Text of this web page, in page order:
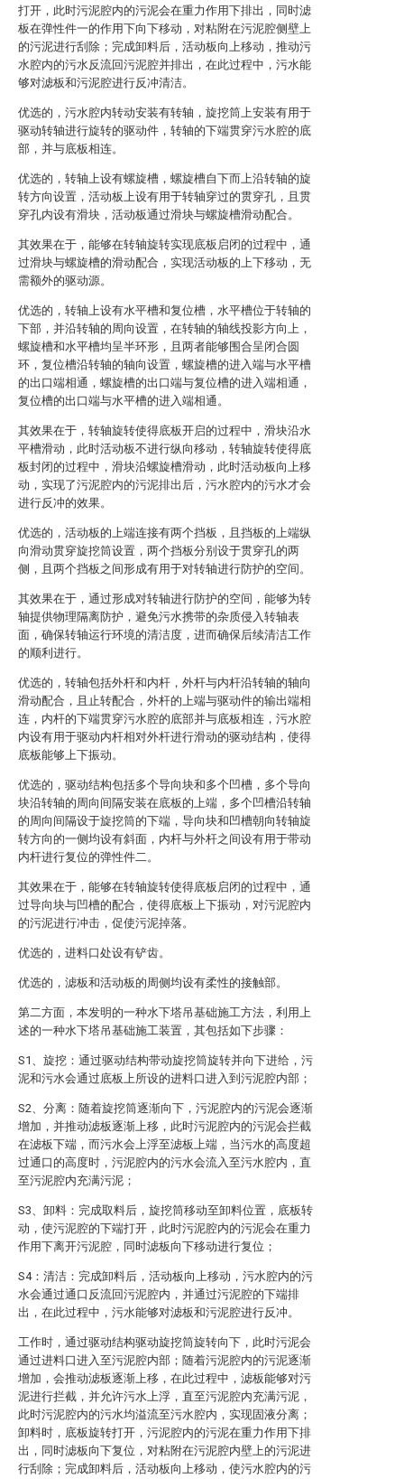
打开，此时污泥腔内的污泥会在重力作用下排出，同时滤
板在弹性件一的作用下向下移动，对粘附在污泥腔侧壁上
的污泥进行刮除；完成卸料后，活动板向上移动，推动污
水腔内的污水反流回污泥腔并排出，在此过程中，污水能
够对滤板和污泥腔进行反冲清洁。
优选的，污水腔内转动安装有转轴，旋挖筒上安装有用于
驱动转轴进行旋转的驱动件，转轴的下端贯穿污水腔的底
部，并与底板相连。
优选的，转轴上设有螺旋槽，螺旋槽自下而上沿转轴的旋
转方向设置，活动板上设有用于转轴穿过的贯穿孔，且贯
穿孔内设有滑块，活动板通过滑块与螺旋槽滑动配合。
其效果在于，能够在转轴旋转实现底板启闭的过程中，通
过滑块与螺旋槽的滑动配合，实现活动板的上下移动，无
需额外的驱动源。
优选的，转轴上设有水平槽和复位槽，水平槽位于转轴的
下部，并沿转轴的周向设置，在转轴的轴线投影方向上，
螺旋槽和水平槽均呈半环形，且两者能够围合呈闭合圆
环，复位槽沿转轴的轴向设置，螺旋槽的进入端与水平槽
的出口端相通，螺旋槽的出口端与复位槽的进入端相通，
复位槽的出口端与水平槽的进入端相通。
其效果在于，转轴旋转使得底板开启的过程中，滑块沿水
平槽滑动，此时活动板不进行纵向移动，转轴旋转使得底
板封闭的过程中，滑块沿螺旋槽滑动，此时活动板向上移
动，实现了污泥腔内的污泥排出后，污水腔内的污水才会
进行反冲的效果。
优选的，活动板的上端连接有两个挡板，且挡板的上端纵
向滑动贯穿旋挖筒设置，两个挡板分别设于贯穿孔的两
侧，且两个挡板之间形成有用于对转轴进行防护的空间。
其效果在于，通过形成对转轴进行防护的空间，能够为转
轴提供物理隔离防护，避免污水携带的杂质侵入转轴表
面，确保转轴运行环境的清洁度，进而确保后续清洁工作
的顺利进行。
优选的，转轴包括外杆和内杆，外杆与内杆沿转轴的轴向
滑动配合，且止转配合，外杆的上端与驱动件的输出端相
连，内杆的下端贯穿污水腔的底部并与底板相连，污水腔
内设有用于驱动内杆相对外杆进行滑动的驱动结构，使得
底板能够上下振动。
优选的，驱动结构包括多个导向块和多个凹槽，多个导向
块沿转轴的周向间隔安装在底板的上端，多个凹槽沿转轴
的周向间隔设于旋挖筒的下端，导向块和凹槽朝向转轴旋
转方向的一侧均设有斜面，内杆与外杆之间设有用于带动
内杆进行复位的弹性件二。
其效果在于，能够在转轴旋转使得底板启闭的过程中，通
过导向块与凹槽的配合，使得底板上下振动，对污泥腔内
的污泥进行冲击，促使污泥掉落。
优选的，进料口处设有铲齿。
优选的，滤板和活动板的周侧均设有柔性的接触部。
第二方面，本发明的一种水下塔吊基础施工方法，利用上
述的一种水下塔吊基础施工装置，其包括如下步骤：
S1、旋挖：通过驱动结构带动旋挖筒旋转并向下进给，污
泥和污水会通过底板上所设的进料口进入到污泥腔内部；
S2、分离：随着旋挖筒逐渐向下，污泥腔内的污泥会逐渐
增加，并推动滤板逐渐上移，此时污泥腔内的污泥会拦截
在滤板下端，而污水会上浮至滤板上端，当污水的高度超
过通口的高度时，污泥腔内的污水会流入至污水腔内，直
至污泥腔内充满污泥；
S3、卸料：完成取料后，旋挖筒移动至卸料位置，底板转
动，使污泥腔的下端打开，此时污泥腔内的污泥会在重力
作用下离开污泥腔，同时滤板向下移动进行复位；
S4：清洁：完成卸料后，活动板向上移动，污水腔内的污
水会通过通口反流回污泥腔内，并通过污泥腔的下端排
出，在此过程中，污水能够对滤板和污泥腔进行反冲。
工作时，通过驱动结构驱动旋挖筒旋转向下，此时污泥会
通过进料口进入至污泥腔内部；随着污泥腔内的污泥逐渐
增加，会推动滤板逐渐上移，在此过程中，滤板能够对污
泥进行拦截，并允许污水上浮，直至污泥腔内充满污泥，
此时污泥腔内的污水均溢流至污水腔内，实现固液分离；
卸料时，底板旋转打开，污泥腔内的污泥在重力作用下排
出，同时滤板向下复位，对粘附在污泥腔内壁上的污泥进
行刮除；完成卸料后，活动板向上移动，使污水腔内的污